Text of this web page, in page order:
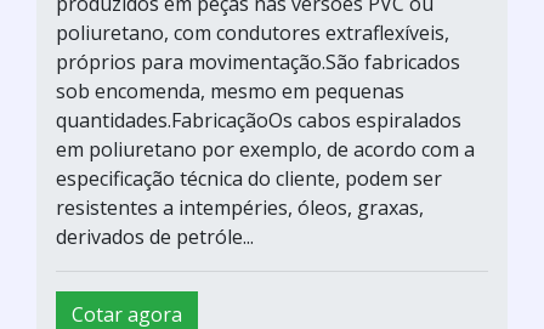
poliuretano, com condutores extraflexíveis,
próprios para movimentação.São fabricados
sob encomenda, mesmo em pequenas
quantidades.FabricaçãoOs cabos espiralados
em poliuretano por exemplo, de acordo com a
especificação técnica do cliente, podem ser
resistentes a intempéries, óleos, graxas,
derivados de petróle...
Cotar agora